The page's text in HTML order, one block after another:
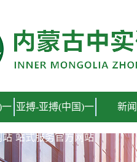
一
站
亚搏-亚搏(中国)一
站式服务官方网站
新